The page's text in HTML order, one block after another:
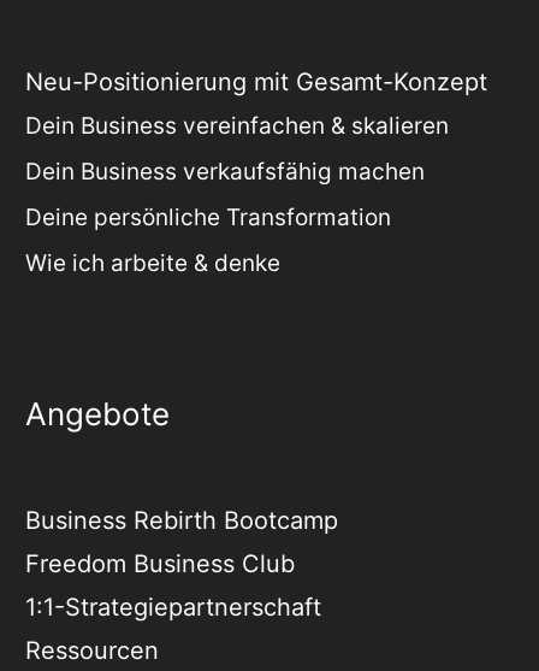
Neu-Positionierung mit Gesamt-Konzept
Dein Business vereinfachen & skalieren
Dein Business verkaufsfähig machen
Deine persönliche Transformation
Wie ich arbeite & denke
Angebote
Business Rebirth Bootcamp
Freedom Business Club
1:1-Strategiepartnerschaft
Ressourcen